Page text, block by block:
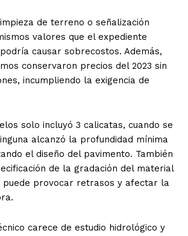
de terreno o señalización
valores que el expediente
causar sobrecostos. Además,
conservaron precios del 2023 sin
incumpliendo la exigencia de
solo incluyó 3 calicatas, cuando se
alcanzó la profundidad mínima
el diseño del pavimento. También
de la gradación del material
puede provocar retrasos y afectar la
carece de estudio hidrológico y